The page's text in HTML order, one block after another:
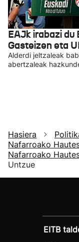
EAJk irabazi du
Gasteizen eta
Alderdi jeltzaleak
abertzaleak
Hasiera
Nafarroako
Nafarroako
Untzue
EITB